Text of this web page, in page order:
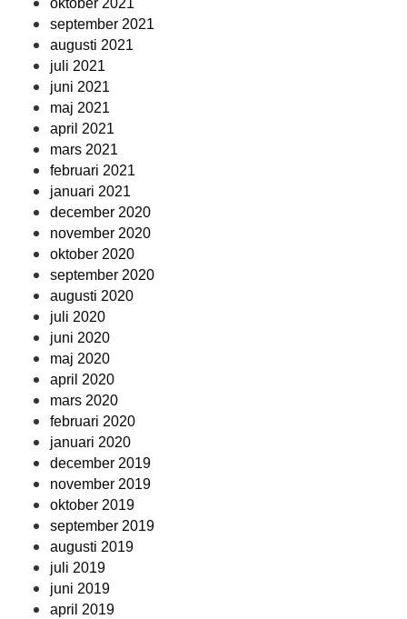
oktober 2021
september 2021
augusti 2021
juli 2021
juni 2021
maj 2021
april 2021
mars 2021
februari 2021
januari 2021
december 2020
november 2020
oktober 2020
september 2020
augusti 2020
juli 2020
juni 2020
maj 2020
april 2020
mars 2020
februari 2020
januari 2020
december 2019
november 2019
oktober 2019
september 2019
augusti 2019
juli 2019
juni 2019
april 2019